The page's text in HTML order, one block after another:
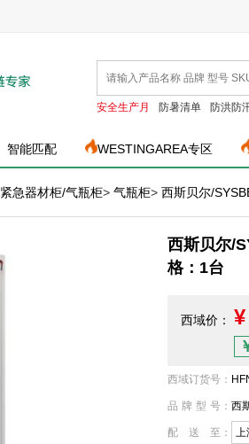
安全生产月 防暑清单 防洪防
智能匹配 WESTINGAREA专区
紧急器材柜/气瓶柜> 气瓶柜> 西斯贝尔/
西斯贝尔/
格：1台
西域价：
西域订货号 ：
品牌型号 ： 西
配送至 ： 上